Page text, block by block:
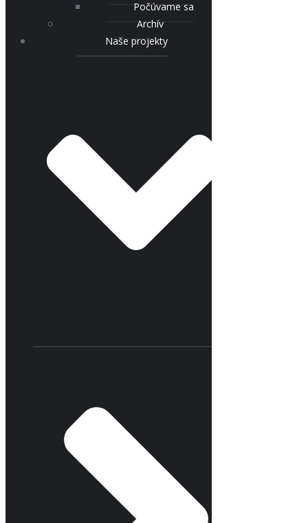
Počúvame sa
Archív
Naše projekty